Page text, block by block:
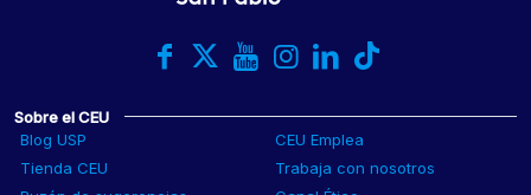
Sobre el CEU
Blog USP
CEU Emplea
Tienda CEU
Trabaja con nosotros